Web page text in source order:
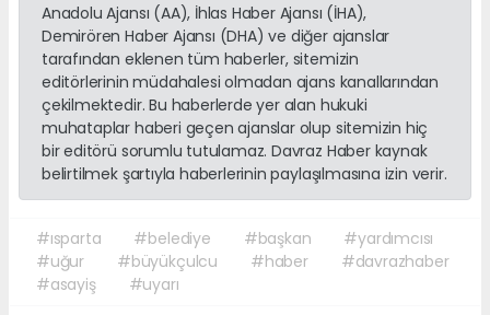
Anadolu Ajansı (AA), İhlas Haber Ajansı (İHA),
Demirören Haber Ajansı (DHA) ve diğer ajanslar
tarafından eklenen tüm haberler, sitemizin
editörlerinin müdahalesi olmadan ajans kanallarından
çekilmektedir. Bu haberlerde yer alan hukuki
muhataplar haberi geçen ajanslar olup sitemizin hiç
bir editörü sorumlu tutulamaz. Davraz Haber kaynak
belirtilmek şartıyla haberlerinin paylaşılmasına izin verir.
#ısparta #belediye #başkan
#yardımcısı
#uğur
#büyükçulcu #haber
#davrazhaber
#asayiş
#uyarı